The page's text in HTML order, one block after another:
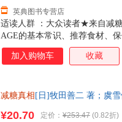
适读人群 ：大众读者★来自减
AGE的基本常识、推荐食材、
眠、情绪不稳定、免疫力低下
二医学博士曾出版《饮食术》
附送书签。
英典图书专营店
加入购物车 收藏
减糖真相 [日]牧田善二 著；虞
¥20.70 定价： ¥253.47 (0.82折)